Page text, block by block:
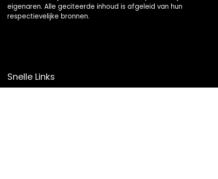
eigenaren. Alle geciteerde inhoud is afgeleid van hun
respectievelijke bronnen.
Snelle Links